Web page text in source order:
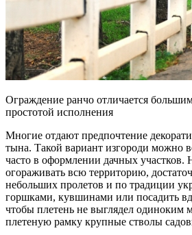
Ограждение ранчо отличается
простотой исполнения
Многие отдают предпочтение
тына. Такой вариант изгороди можно
часто в оформлении дачных участков.
огораживать всю территорию,
небольших пролетов и по традиции
горшками, кувшинами или посадить
чтобы плетень не выглядел одиноким
плетеную рамку крупные стволы